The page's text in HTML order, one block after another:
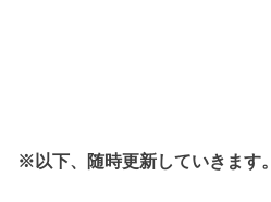
※以下、随時更新していきます。